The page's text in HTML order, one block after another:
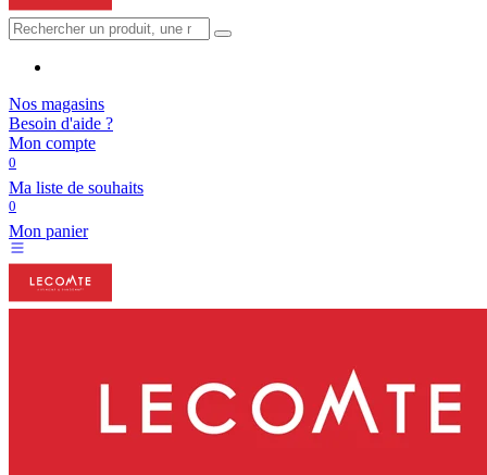
Nos magasins
Besoin d'aide ?
Mon compte
0
Ma liste de souhaits
0
Mon panier